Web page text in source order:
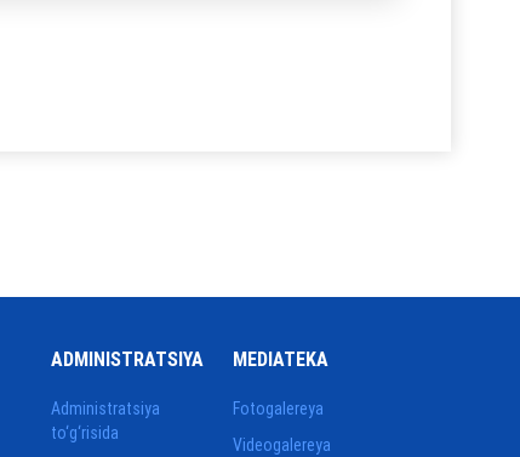
ADMINISTRATSIYA
Administratsiya
to‘g‘risida
MEDIATEKA
Fotogalereya
Videogalereya